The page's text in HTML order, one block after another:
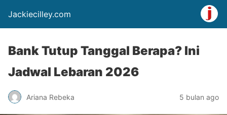
Jackiecilley.com
Bank Tutup Tanggal Berapa? Ini
Jadwal Lebaran 2026
Ariana Rebeka 5 bulan ago